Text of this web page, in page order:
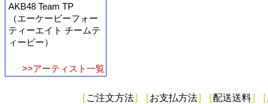
AKB48 Team TP
（エーケービーフォー
ティーエイト チームテ
ィーピー）
>>アーティスト一覧
[ ご注文方法] [お支払方法] [配送送料] [